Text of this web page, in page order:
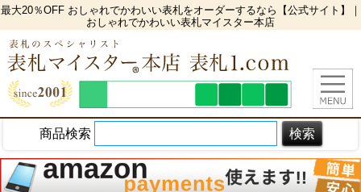
最大20％OFF おしゃれでかわいい表札をオーダーするなら【公式サイト】｜
おしゃれでかわいい表札マイスター本店
商品検索